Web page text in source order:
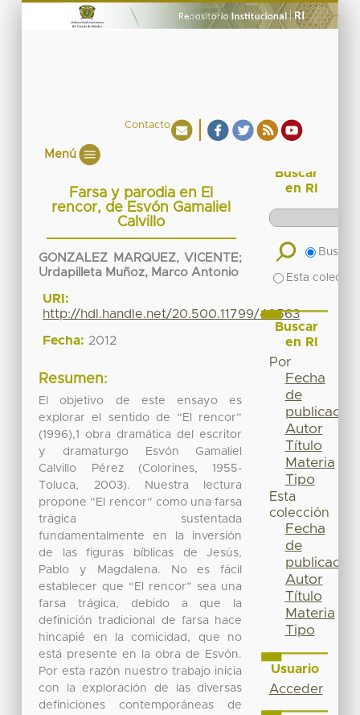
Contacto
Menú
Farsa y parodia en El
rencor, de Esvón Gamaliel
Calvillo
GONZALEZ MARQUEZ, VICENTE;
Urdapilleta Muñoz, Marco Antonio
URI:
http://hdl.handle.net/20.500.11799/40563
Fecha: 2012
Resumen:
El objetivo de este ensayo es
explorar el sentido de “El rencor”
(1996),1 obra dramática del escritor
y dramaturgo Esvón Gamaliel
Calvillo Pérez (Colorines, 1955-
Toluca, 2003). Nuestra lectura
propone “El rencor” como una farsa
trágica sustentada
fundamentalmente en la inversión
de las figuras bíblicas de Jesús,
Pablo y Magdalena. No es fácil
establecer que “El rencor” sea una
farsa trágica, debido a que la
definición tradicional de farsa hace
hincapié en la comicidad, que no
está presente en la obra de Esvón.
Por esta razón nuestro trabajo inicia
con la exploración de las diversas
definiciones contemporáneas de
Buscar
en RI
Buscar
Esta
Buscar
en RI
Por
Fecha
de
publicación
Autor
Título
Materia
Tipo
Esta
colección
Fecha
de
publicación
Autor
Título
Materia
Tipo
Usuario
Acceder